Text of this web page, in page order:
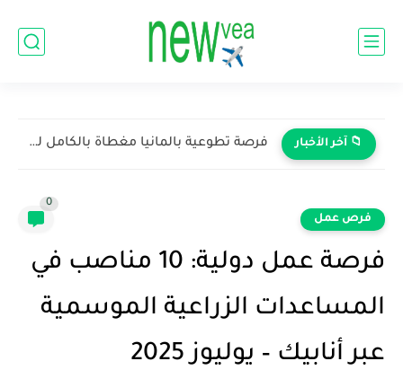
📁 آخر الأخبار فرصة تطوعية بالمانيا مغطاة بالكامل للعرب
فرص عمل
0
فرصة عمل دولية: 10 مناصب في
المساعدات الزراعية الموسمية
عبر أنابيك – يوليوز 2025